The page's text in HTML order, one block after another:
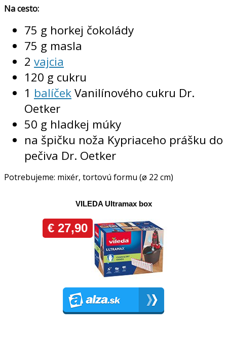
Na cesto:
75 g horkej čokolády
75 g masla
2 vajcia
120 g cukru
1 balíčekVanilínového cukru Dr.
Oetker
50 g hladkej múky
na špičku noža Kypriaceho prášku do
pečiva Dr. Oetker
Potrebujeme: mixér, tortovú formu (ø 22 cm)